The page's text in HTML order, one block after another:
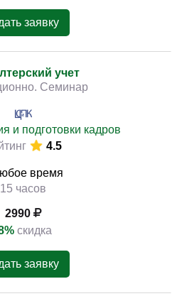
заявку
учет
Семинар
и подготовки кадров
4.5
время
15 часов
2990
скидка
заявку